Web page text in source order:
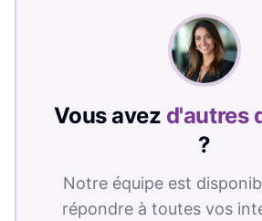
Vous avez d'autres
?
Notre équipe est
répondre à toutes vos